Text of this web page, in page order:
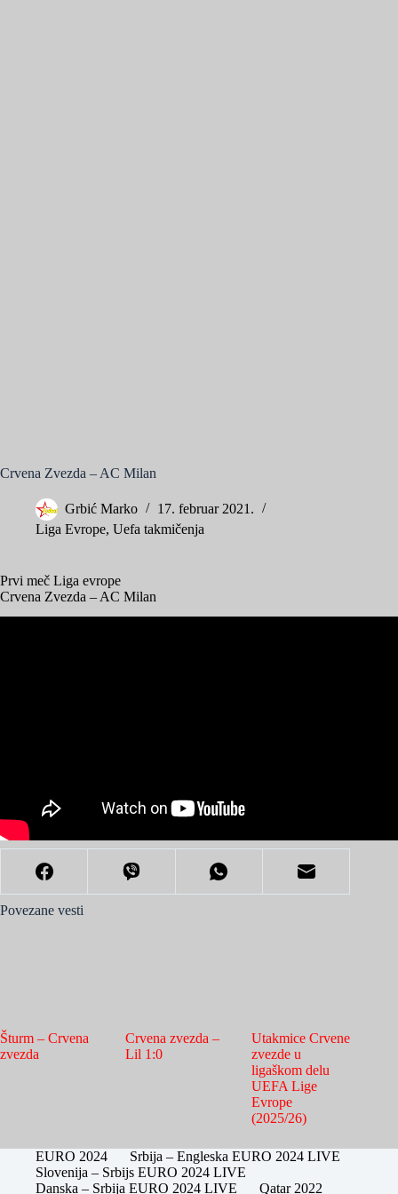
Crvena Zvezda – AC Milan
Grbić Marko
17. februar 2021.
Liga Evrope, Uefa takmičenja
Prvi meč Liga evrope
Crvena Zvezda – AC Milan
Povezane vesti
Šturm – Crvena
zvezda
Crvena zvezda –
Lil 1:0
Utakmice Crvene
zvezde u
ligaškom delu
UEFA Lige
Evrope
(2025/26)
EURO 2024
Srbija – Engleska EURO 2024 LIVE
Slovenija – Srbijs EURO 2024 LIVE
Danska – Srbija EURO 2024 LIVE
Qatar 2022